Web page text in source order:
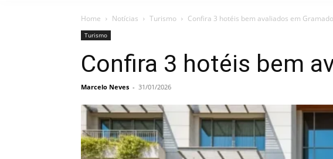
Home Notícias Turismo Confira 3 hotéis bem avaliados em Gramado
Turismo
Confira 3 hotéis bem
Marcelo Neves - 31/01/2026